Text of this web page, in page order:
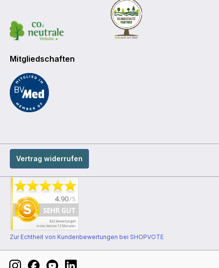
Mitgliedschaften
Vertrag widerrufen
Zur Echtheit von Kundenbewertungen bei SHOPVOTE